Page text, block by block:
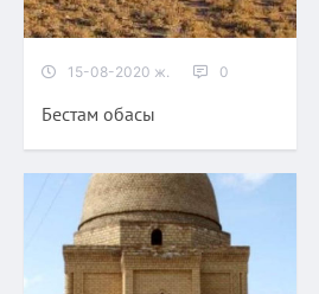
15-08-2020 ж. 0
Бестам обасы